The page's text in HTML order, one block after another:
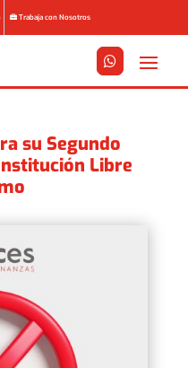
Trabaja con Nosotros



su Segundo
Libre